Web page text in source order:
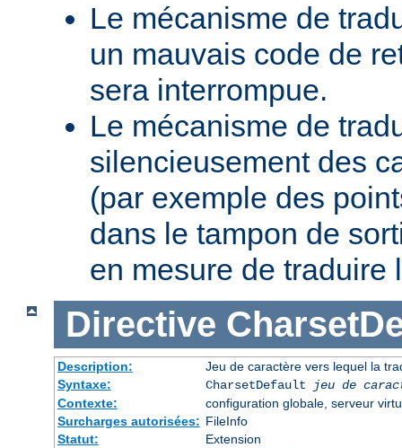
Le mécanisme de
un mauvais code de
sera interrompue.
Le mécanisme de
silencieusement des
(par exemple des
dans le tampon de
en mesure de traduire
Directive
Description:
Jeu de caractère vers lequel la
Syntaxe:
CharsetDefault
jeu de
Contexte:
configuration globale, serveur
Surcharges autorisées: FileInfo
Statut:
Extension